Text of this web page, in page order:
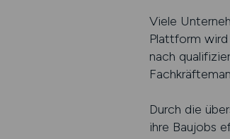
Viele
Plattform
nach
Durch die
ihre Baujobs